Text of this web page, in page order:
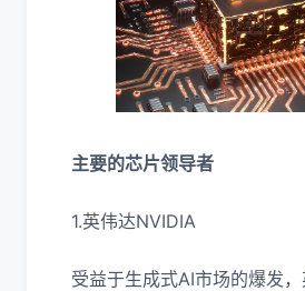
主要的芯片领导者
1.英伟达NVIDIA
受益于生成式AI市场的爆发